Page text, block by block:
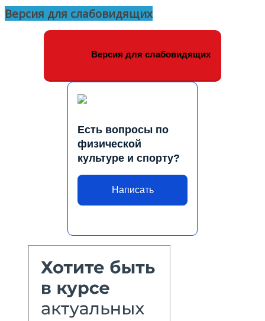
Версия для слабовидящих
Версия для слабовидящих
Есть вопросы по
физической
культуре и спорту?
Написать